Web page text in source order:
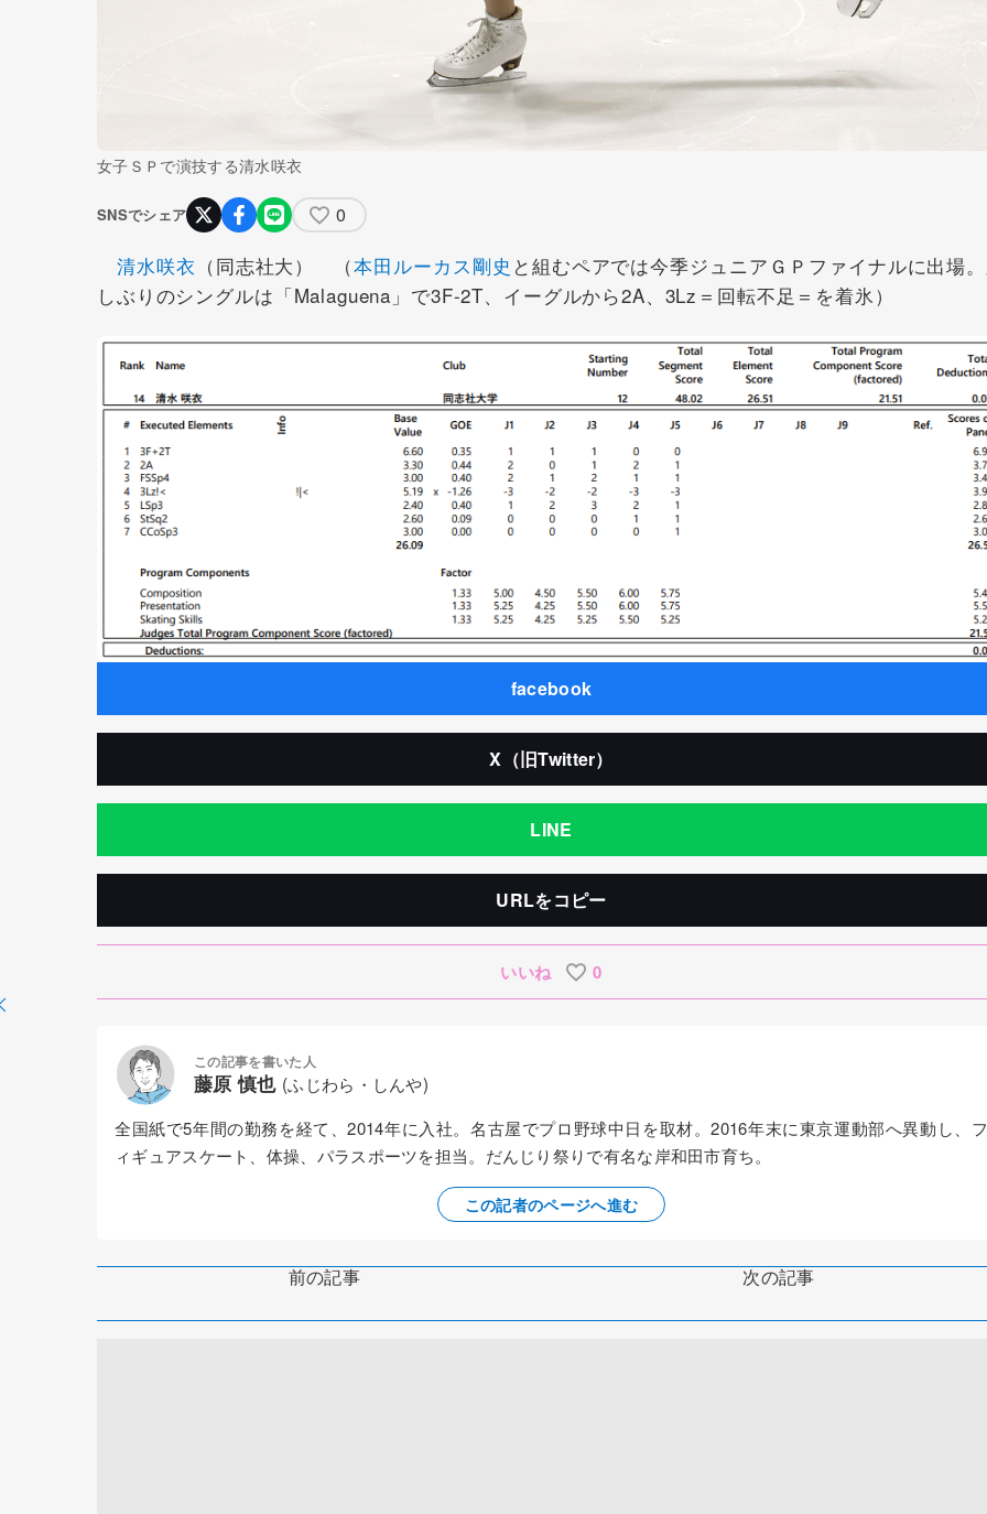
女子ＳＰで演技する清水咲衣
SNSでシェア 0
清水咲衣 （同志社大） （本田ルーカス剛史 と組むペアでは今季ジュニアＧＰファイナルに出場
しぶりのシングルは「Malaguena」で3F-2T、イーグルから2A、3Lz＝回転不足＝を着氷）
facebook
X（旧Twitter）
LINE
URLをコピー
いいね 0
この記事を書いた人
藤原 慎也 (ふじわら・しんや)
全国紙で5年間の勤務を経て、2014年に入社。名古屋でプロ野球中日を取材。2016年末に東京運動部へ異動し、フ
ィギュアスケート、体操、パラスポーツを担当。だんじり祭りで有名な岸和田市育ち。
この記者のページへ進む
前の記事 次の記事